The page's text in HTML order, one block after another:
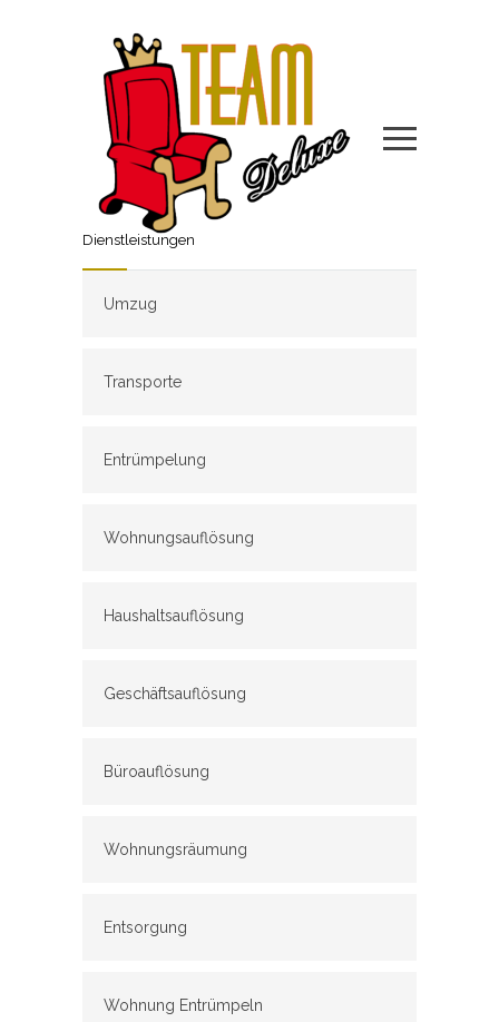
Dienstleistungen
Umzug
Transporte
Entrümpelung
Wohnungsauflösung
Haushaltsauflösung
Geschäftsauflösung
Büroauflösung
Wohnungsräumung
Entsorgung
Wohnung Entrümpeln